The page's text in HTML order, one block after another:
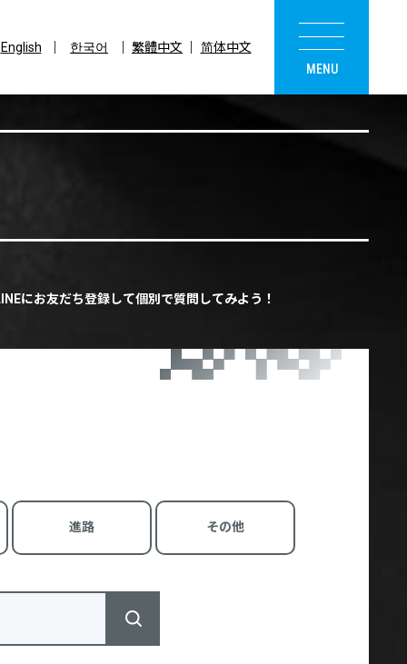
English 한국어 繁體中文 简体中文
にお友だち登録して個別で質問してみよう！
進路 その他